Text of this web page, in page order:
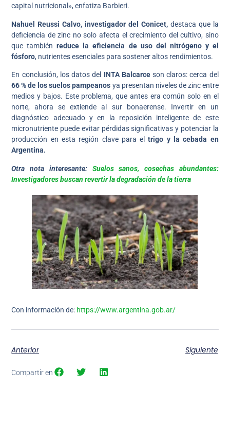
capital nutricional», enfatiza Barbieri.
Nahuel Reussi Calvo, investigador del Conicet,destaca que la
deficiencia de zinc no solo afecta el crecimiento del cultivo, sino
que tambiénreduce la eficiencia de uso del nitrógeno y el
fósforo, nutrientes esenciales para sostener altos rendimientos.
En conclusión, los datos del INTA Balcarce son claros: cerca del
66 % de los suelos pampeanos ya presentan niveles de zinc entre
medios y bajos. Este problema, que antes era común solo en el
norte, ahora se extiende al sur bonaerense. Invertir en un
diagnóstico adecuado y en la reposición inteligente de este
micronutriente puede evitar pérdidas significativas y potenciar la
producción en esta región clave para eltrigo y la cebada en
Argentina.
Otra nota interesante: Suelos sanos, cosechas abundantes:
Investigadores buscan revertir la degradación de la tierra
Con información de: https://www.argentina.gob.ar/
Anterior Siguiente
Compartir en